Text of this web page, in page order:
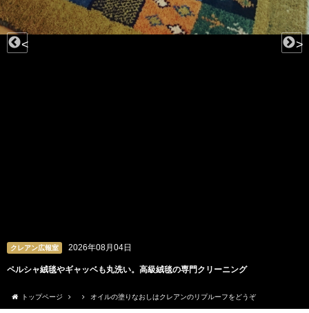
クレアン広報室 2026年08月04日
ペルシャ絨毯やギャッベも丸洗い。高級絨毯の専門クリーニング
< >
トップページ オイルの塗りなおしはクレアンのリプルーフをどうぞ